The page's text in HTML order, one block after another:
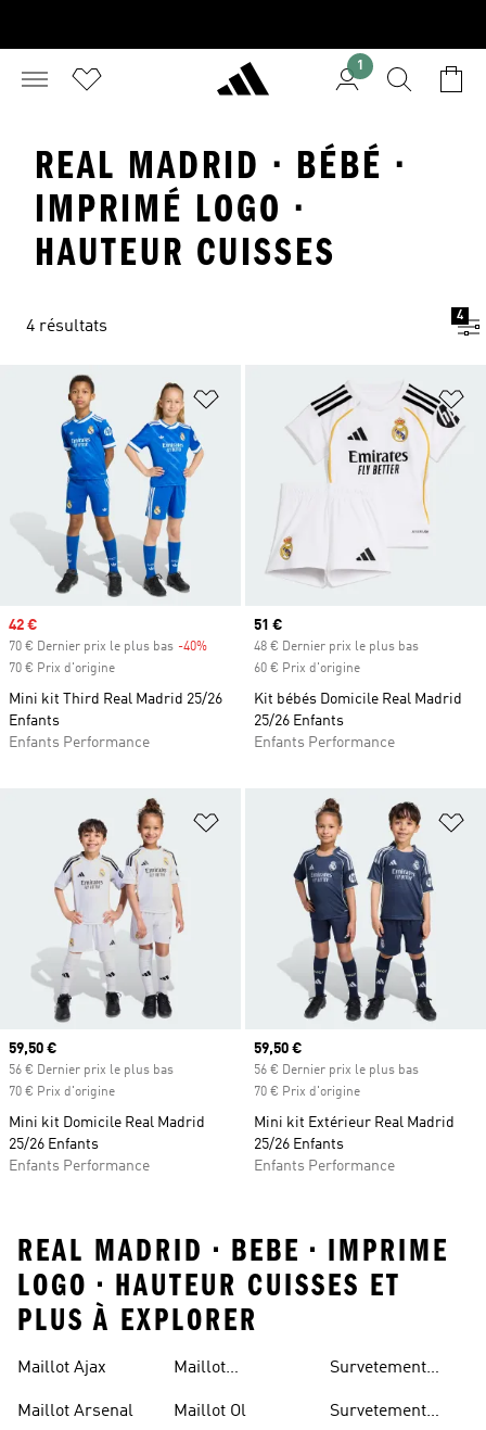
1
REAL MADRID · BÉBÉ ·
IMPRIMÉ LOGO ·
HAUTEUR CUISSES
4 résultats
4
Ajouter à la Liste de produits
Prix soldé
42 €
70 € Dernier prix le plus bas -40%
70 € Prix d'origine
Mini kit Third Real Madrid 25/26
Enfants
Enfants Performance
Prix actuel
51 €
48 € Dernier prix le plus bas
60 € Prix d'origine
Kit bébés Domicile Real Madrid
25/26 Enfants
Enfants Performance
Ajouter à la Liste de produits
Prix actuel
59,50 €
56 € Dernier prix le plus bas
70 € Prix d'origine
Mini kit Domicile Real Madrid
25/26 Enfants
Enfants Performance
Prix actuel
59,50 €
56 € Dernier prix le plus bas
70 € Prix d'origine
Mini kit Extérieur Real Madrid
25/26 Enfants
Enfants Performance
REAL MADRID • BEBE • IMPRIME
LOGO • HAUTEUR CUISSES ET
PLUS À EXPLORER
Maillot Ajax
Maillot Arsenal
Maillot
United
Maillot Ol
Survetement
Survetement